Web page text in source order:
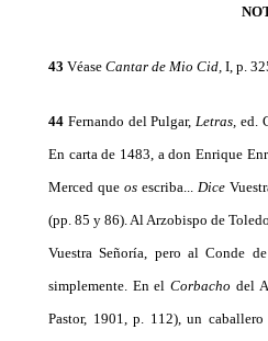
43 Véase Cantar de Mio Cid, I, p.
44 Fernando del Pulgar, Letras,ed.
En carta de 1483, a don Enrique
Merced que os escriba... Dice
(pp. 85 y 86). Al Arzobispo de
Vuestra Señoría, pero al Conde
simplemente. En elCorbacho del
Pastor, 1901, p. 112), un